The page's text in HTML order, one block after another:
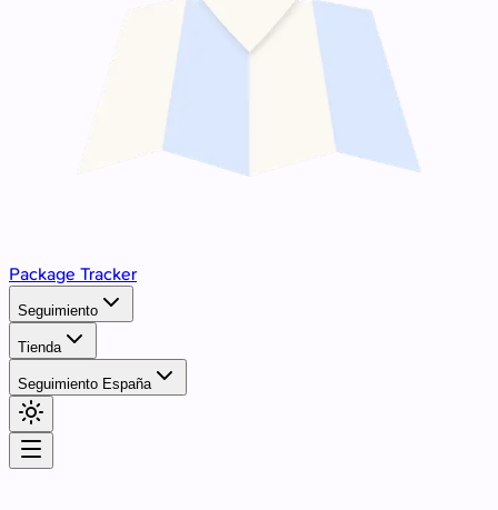
Package Tracker
Seguimiento
Tienda
Seguimiento España